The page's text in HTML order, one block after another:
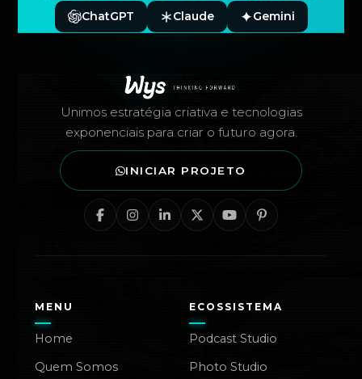
ChatGPT Claude Gemini
Unimos estratégia criativa e tecnologias
exponenciais para criar o futuro agora.
INICIAR PROJETO
MENU
Home
Quem Somos
ECOSSISTEMA
Podcast Studio
Photo Studio